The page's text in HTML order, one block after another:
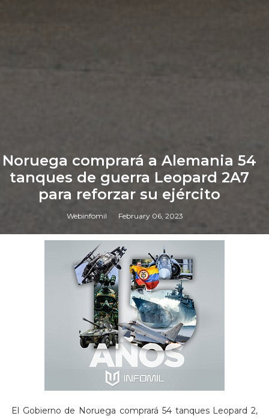
Noruega comprará a Alemania 54
tanques de guerra Leopard 2A7
para reforzar su ejército
Webinfomil February 06, 2023
El Gobierno de Noruega comprará 54 tanques Leopard 2,